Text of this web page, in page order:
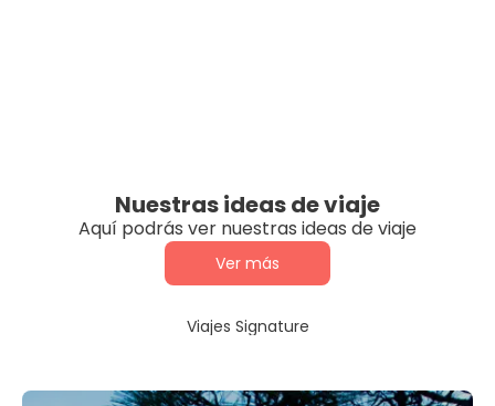
Nuestras ideas de viaje
Aquí podrás ver nuestras ideas de viaje
Ver más
Viajes Signature